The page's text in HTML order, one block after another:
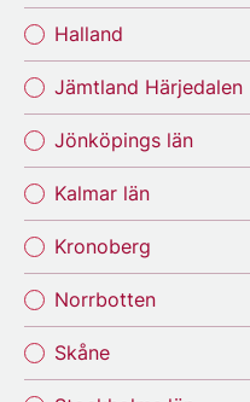
Halland
Jämtland Härjedalen
Jönköpings län
Kalmar län
Kronoberg
Norrbotten
Skåne